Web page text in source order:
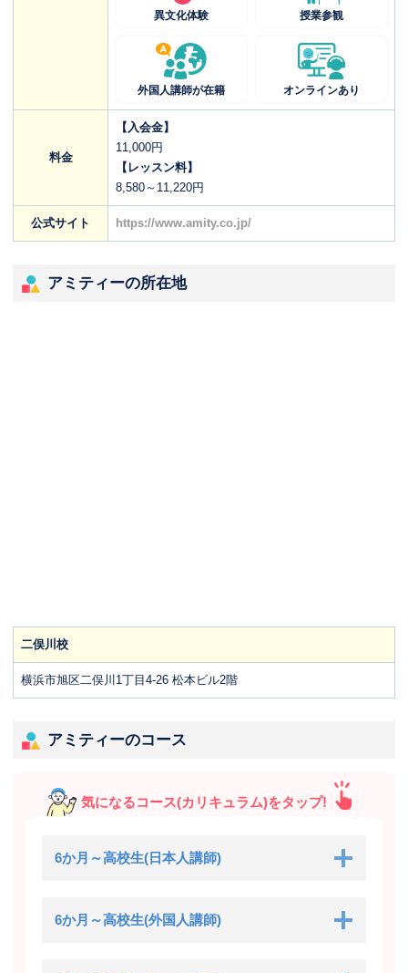
異文化体験 授業参観
外国人講師が在籍 オンラインあり
料金
【入会金】
11,000円
【レッスン料】
8,580～11,220円
公式サイト https://www.amity.co.jp/
アミティーの所在地
二俣川校
横浜市旭区二俣川1丁目4-26 松本ビル2階
アミティーのコース
気になるコース(カリキュラム)をタップ!
6か月～高校生(日本人講師)
6か月～高校生(外国人講師)